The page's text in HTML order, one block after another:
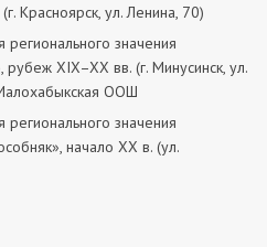
Красноярск, ул. Ленина, 70)
регионального значения
XIX–XX вв. (г. Минусинск, ул.
ООШ
регионального значения
начало ХХ в. (ул.